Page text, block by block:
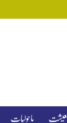
معیشت ماحولیات